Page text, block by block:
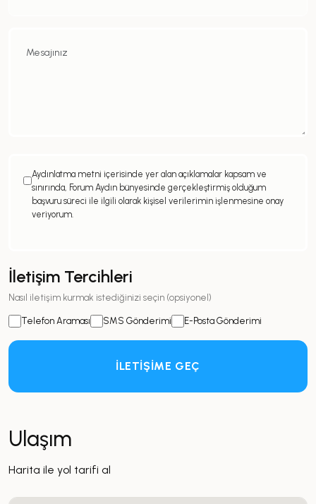
Aydınlatma metni içerisinde yer alan açıklamalar kapsam ve
sınırında, Forum Aydın bünyesinde gerçekleştirmiş olduğum
başvuru süreci ile ilgili olarak kişisel verilerimin işlenmesine onay
veriyorum.
İletişim Tercihleri
Nasıl iletişim kurmak istediğinizi seçin (opsiyonel)
Telefon Araması SMS Gönderimi E-Posta Gönderimi
İLETİŞİME GEÇ
Ulaşım
Harita ile yol tarifi al